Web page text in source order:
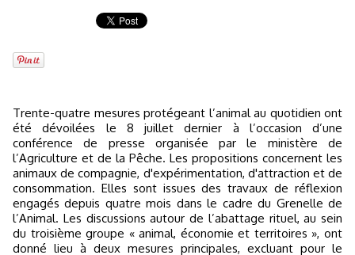
Trente-quatre mesures protégeant l’animal au quotidien ont
été dévoilées le 8 juillet dernier à l’occasion d’une
conférence de presse organisée par le ministère de
l’Agriculture et de la Pêche. Les propositions concernent les
animaux de compagnie, d'expérimentation, d'attraction et de
consommation. Elles sont issues des travaux de réflexion
engagés depuis quatre mois dans le cadre du Grenelle de
l’Animal. Les discussions autour de l’abattage rituel, au sein
du troisième groupe « animal, économie et territoires », ont
donné lieu à deux mesures principales, excluant pour le